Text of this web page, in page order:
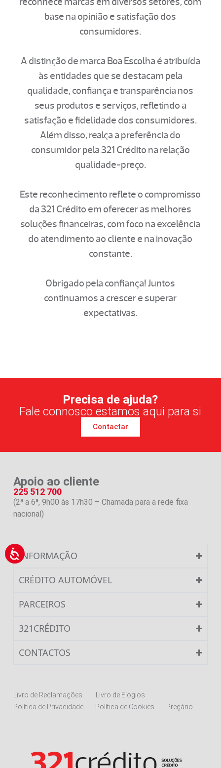
base na opinião e satisfação dos
consumidores.
A distinção de marca Boa Escolha é atribuída
às entidades que se destacam pela
qualidade, confiança e transparência nos
seus produtos e serviços, refletindo a
satisfação e fidelidade dos consumidores.
Além disso, realça a preferência do
consumidor pela 321 Crédito na relação
qualidade-preço.
Este reconhecimento reflete o compromisso
da 321 Crédito em oferecer as melhores
soluções financeiras, com foco na excelência
do atendimento ao cliente e na inovação
constante.
Obrigado pela confiança! Juntos
continuamos a crescer e superar
expectativas.
Precisa de ajuda?
Fale connosco estamos aqui para si
Contactar
Apoio ao cliente
225 512 700
(2ª a 6ª, 9h00 às 17h30 – Chamada para a rede fixa
nacional)
INFORMAÇÃO
CRÉDITO AUTOMÓVEL
PARCEIROS
321CRÉDITO
CONTACTOS
Livro de Reclamações
Livro de Elogios
Política de Privacidade
Política de Cookies Preçário